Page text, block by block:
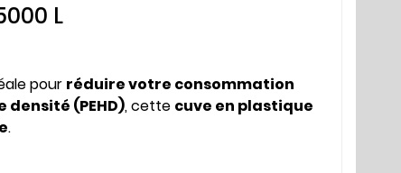
L
pour réduire votre consommation
(PEHD), cette cuve en plastique
.